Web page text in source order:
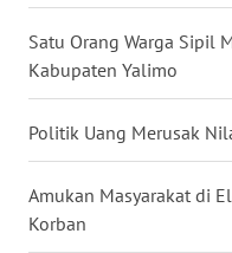
Satu Orang Warga Sipil
Kabupaten Yalimo
Politik Uang Merusak
Amukan Masyarakat di
Korban
NUSANTARA
JOGJA
WN
JATIM